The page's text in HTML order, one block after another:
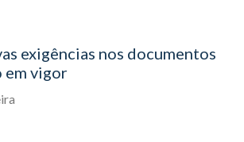
exigências nos documentos
em vigor